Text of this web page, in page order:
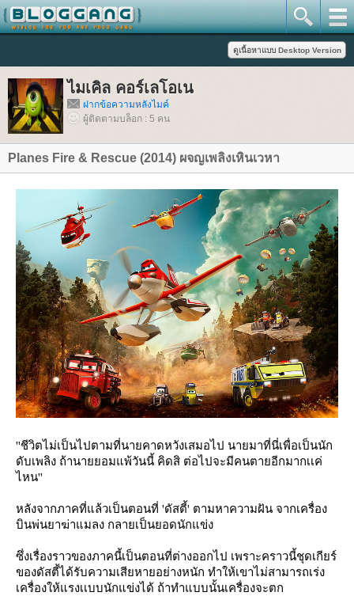
ไมเคิล คอร์เลโอเน
ฝากข้อความหลังไมค์
ผู้ติดตามบล็อก : 5 คน
Planes Fire & Rescue (2014) ผจญเพลิงเหินเวหา
''ชีวิตไม่เป็นไปตามที่นายคาดหวังเสมอไป นายมาที่นี่เพื่อเป็นนัก
ดับเพลิง ถ้านายยอมแพ้วันนี้ คิดสิ ต่อไปจะมีคนตายอีกมากเเค่
ไหน''
หลังจากภาคที่แล้วเป็นตอนที่ 'ดัสตี้' ตามหาความฝัน จากเครื่อง
บินพ่นยาฆ่าแมลง กลายเป็นยอดนักแข่ง
ซึ่งเรื่องราวของภาคนี้เป็นตอนที่ต่างออกไป เพราะคราวนี้ชุดเกียร์
ของดัสตี้ได้รับความเสียหายอย่างหนัก ทำให้เขาไม่สามารถเร่ง
เครื่องให้แรงเเบบนักแข่งได้ ถ้าทำแบบนั้นเครื่องจะตก